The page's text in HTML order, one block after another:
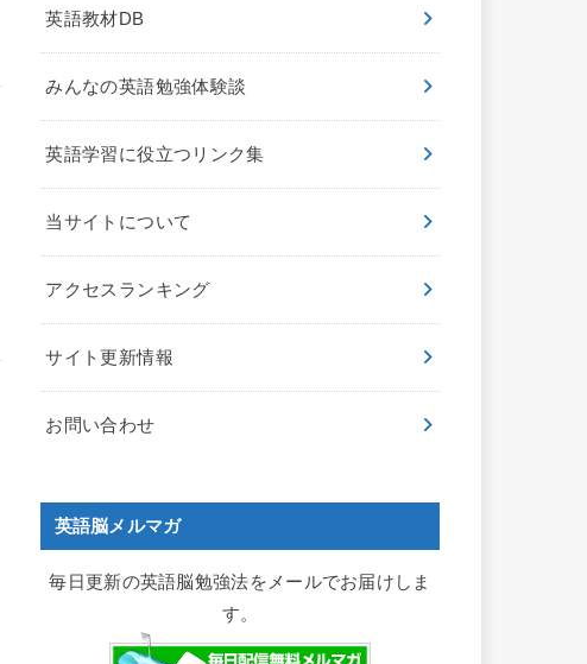
英語教材DB
みんなの英語勉強体験談
英語学習に役立つリンク集
当サイトについて
アクセスランキング
サイト更新情報
お問い合わせ
英語脳メルマガ
毎日更新の英語脳勉強法をメールでお届けしま
す。